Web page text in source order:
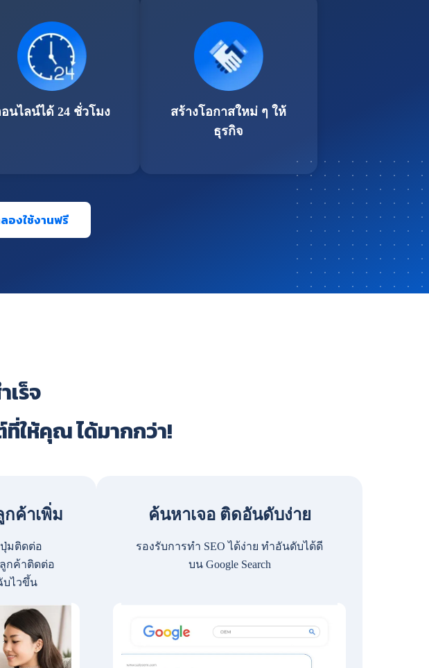
นไลน์ได้ 24 ชั่วโมง
สร้างโอกาสใหม่ ๆ ให้
ธุรกิจ
องใช้งานฟรี
เร็จ
ให้คุณ ได้มากกว่า!
ค้าเพิ่ม
ปุ่มติดต่อ
กค้าติดต่อ
บไวขึ้น
ค้นหาเจอ ติดอันดับง่าย
รองรับการทำ SEO ได้ง่าย ทำอันดับได้ดี
บน Google Search